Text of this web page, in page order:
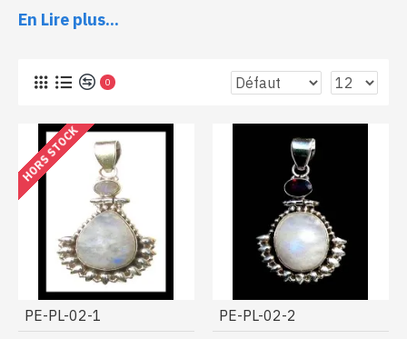
Pendentifs en argent et pierre de lune naturelle
Vous trouverez ici une collection de
En Lire plus...
0
HORS STOCK
PE-PL-02-1 PE-PL-02-2